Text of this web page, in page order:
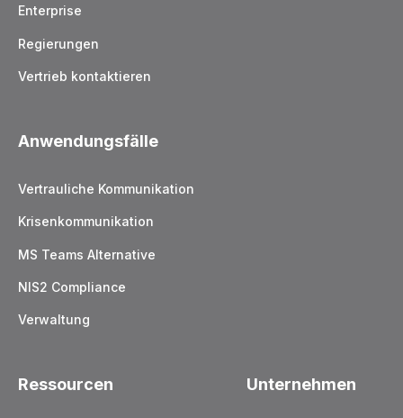
Enterprise
Regierungen
Vertrieb kontaktieren
Anwendungsfälle
Vertrauliche Kommunikation
Krisenkommunikation
MS Teams Alternative
NIS2 Compliance
Verwaltung
Ressourcen Unternehmen